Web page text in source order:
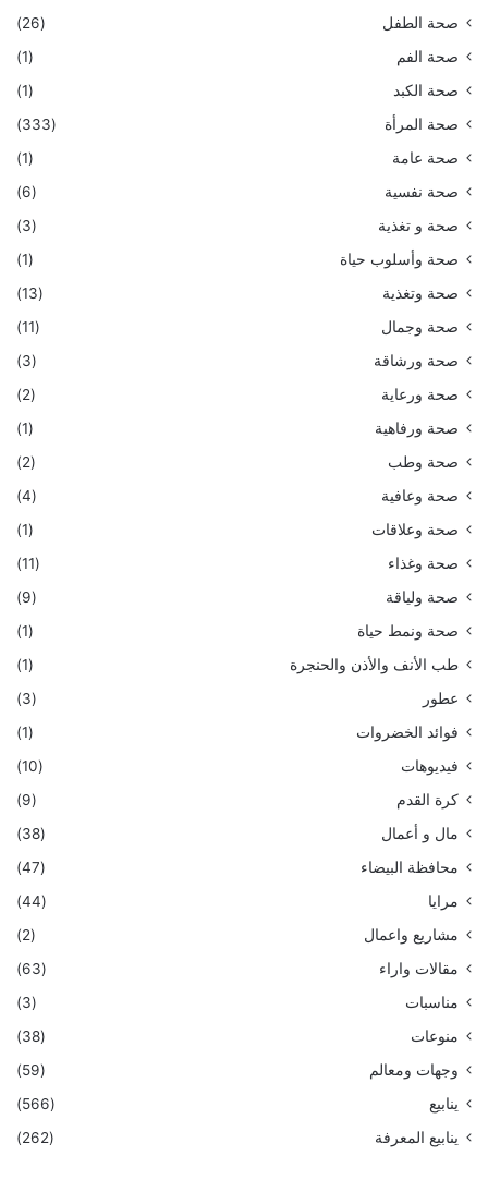
صحة الطفل
(26)
صحة الفم
(1)
صحة الكبد
(1)
صحة المرأة
(333)
صحة عامة
(1)
صحة نفسية
(6)
صحة و تغذية
(3)
صحة وأسلوب حياة
(1)
صحة وتغذية
(13)
صحة وجمال
(11)
صحة ورشاقة
(3)
صحة ورعاية
(2)
صحة ورفاهية
(1)
صحة وطب
(2)
صحة وعافية
(4)
صحة وعلاقات
(1)
صحة وغذاء
(11)
صحة ولياقة
(9)
صحة ونمط حياة
(1)
طب الأنف والأذن والحنجرة
(1)
عطور
(3)
فوائد الخضروات
(1)
فيديوهات
(10)
كرة القدم
(9)
مال و أعمال
(38)
محافظة البيضاء
(47)
مرايا
(44)
مشاريع واعمال
(2)
مقالات واراء
(63)
مناسبات
(3)
منوعات
(38)
وجهات ومعالم
(59)
ينابيع
(566)
ينابيع المعرفة
(262)